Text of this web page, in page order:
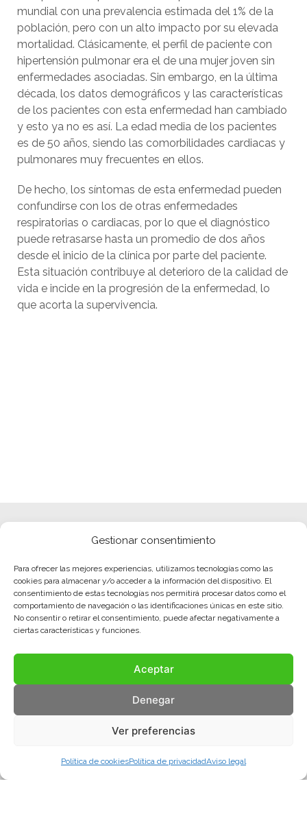
Gestionar consentimiento
Para ofrecer las mejores experiencias, utilizamos tecnologías como las
cookies para almacenar y/o acceder a la información del dispositivo. El
consentimiento de estas tecnologías nos permitirá procesar datos como el
comportamiento de navegación o las identificaciones únicas en este sitio.
No consentir o retirar el consentimiento, puede afectar negativamente a
ciertas características y funciones.
Aceptar
Denegar
Ver preferencias
Política de cookiesPolítica de privacidadAviso legal
mundial con una prevalencia estimada del 1% de la
población, pero con un alto impacto por su elevada
mortalidad. Clásicamente, el perfil de paciente con
hipertensión pulmonar era el de una mujer joven sin
enfermedades asociadas. Sin embargo, en la última
década, los datos demográficos y las características
de los pacientes con esta enfermedad han cambiado
y esto ya no es así. La edad media de los pacientes
es de 50 años, siendo las comorbilidades cardiacas y
pulmonares muy frecuentes en ellos.
De hecho, los síntomas de esta enfermedad pueden
confundirse con los de otras enfermedades
respiratorias o cardiacas, por lo que el diagnóstico
puede retrasarse hasta un promedio de dos años
desde el inicio de la clínica por parte del paciente.
Esta situación contribuye al deterioro de la calidad de
vida e incide en la progresión de la enfermedad, lo
que acorta la supervivencia.